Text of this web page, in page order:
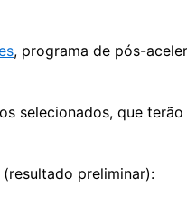
, programa de pós-
selecionados, que
preliminar):